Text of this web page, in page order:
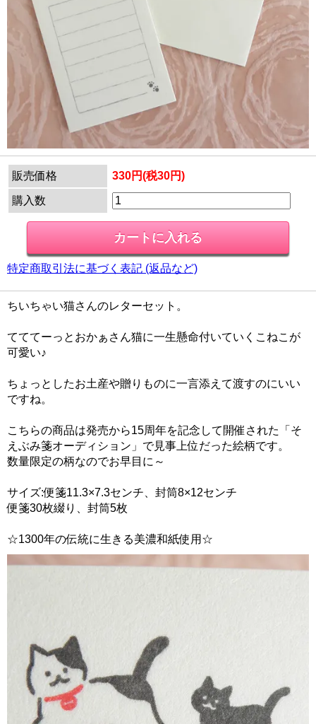
販売価格 330円(税30円)
購入数
特定商取引法に基づく表記 (返品など)
ちいちゃい猫さんのレターセット。
てててーっとおかぁさん猫に一生懸命付いていくこねこが
可愛い♪
ちょっとしたお土産や贈りものに一言添えて渡すのにいい
ですね。
こちらの商品は発売から15周年を記念して開催された「そ
えぶみ箋オーディション」で見事上位だった絵柄です。
数量限定の柄なのでお早目に～
サイズ:便箋11.3×7.3センチ、封筒8×12センチ
便箋30枚綴り、封筒5枚
☆1300年の伝統に生きる美濃和紙使用☆